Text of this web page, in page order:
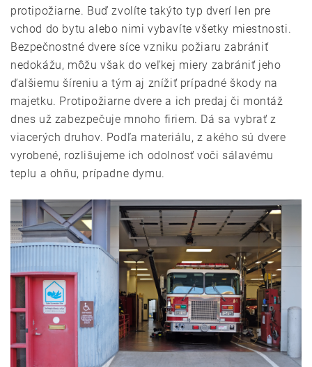
protipožiarne. Buď zvolíte takýto typ dverí len pre
vchod do bytu alebo nimi vybavíte všetky miestnosti.
Bezpečnostné dvere síce vzniku požiaru zabrániť
nedokážu, môžu však do veľkej miery zabrániť jeho
ďalšiemu šíreniu a tým aj znížiť prípadné škody na
majetku. Protipožiarne dvere a ich predaj či montáž
dnes už zabezpečuje mnoho firiem. Dá sa vybrať z
viacerých druhov. Podľa materiálu, z akého sú dvere
vyrobené, rozlišujeme ich odolnosť voči sálavému
teplu a ohňu, prípadne dymu.